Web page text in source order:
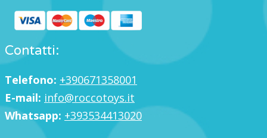
Contatti:
Telefono: +390671358001
E-mail: info@roccotoys.it
Whatsapp: +393534413020